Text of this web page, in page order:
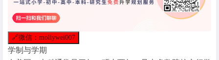
🔗微信：mollywei007
学制与学期